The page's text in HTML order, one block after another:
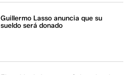
Guillermo Lasso anuncia que su
sueldo será donado